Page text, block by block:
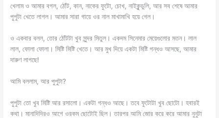
খেলাম ও আমার বগল, ঠোঁট, কান, নাকের ফুটো, চোখ, নাইকুন্ডুলি, আর সব শেষে আমার
পুপুটা খেতে লাগল। আমার সারা গায়ে ওর নাল মাখামাখি হয়ে গেল।
ও একবার বলল, তোর ঠোঁটটা খুব সুন্দর মিতুল। একদম সিনেমার মেয়েগুলোর মতন। লাল
লাল, ফোলা ফোলা। মিষ্টি মিষ্টি খেতে। আর মুখ দিয়ে একটা মিষ্টি গন্ধও আসছে, আমার
দারুণ লাগছে!
আমি বললাম, আর পুপুটা?
পুপুটা তো খুব মিষ্টি আর রসালো। একটা গন্ধও আছে। তবে ফুটোটা খুব ছোটো। হবারই
কথা। মানাদিদিরও আগে ওরকম ছোটোই ছিল। তারপর আমি জোর করে করে আমার নুনুটা